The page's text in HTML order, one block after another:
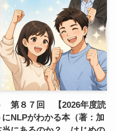
第８７回 【2026年度読
NLPがわかる本（著：加